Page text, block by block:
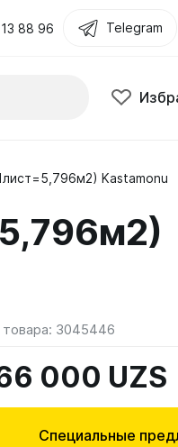
88 96 Telegram
Kastamonu
3045446
000 UZS
Специальные